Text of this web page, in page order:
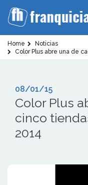
Home
Noticias
Color Plus abre una de
08/01/15
Color Plus
cinco
2014